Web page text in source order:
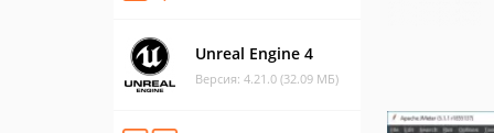
Unreal Engine 4
Версия: 4.21.0 (32.09 МБ)